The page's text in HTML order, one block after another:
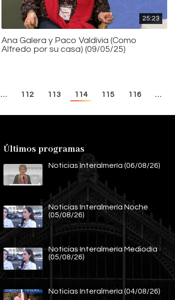
25:23
Ana Galera y Paco Valdivia (Como
Alfredo por su casa) (09/05/25)
… 112 113 114 115 116 …
Últimos programas
Noticias Interalmería (06/08/26)
Noticias Interalmería Noche
(05/08/26)
Noticias Interalmería Mediodía
(05/08/26)
Noticias Interalmería (04/08/26)